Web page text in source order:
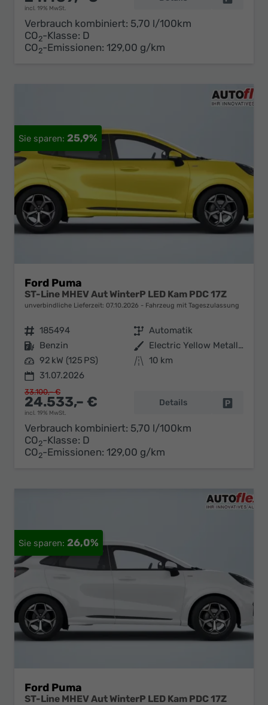
incl. 19% MwSt.
Verbrauch kombiniert: 5,70 l/100km
CO2-Klasse: D
CO2-Emissionen: 129,00 g/km
25,9%
Ford Puma
ST-Line MHEV Aut WinterP LED Kam PDC 17Z
unverbindliche Lieferzeit: 07.10.2026 Fahrzeug mit Tageszulassung
Fahrzeugnr. 185494 Getriebe Automatik
Kraftstoff Benzin Außenfarbe
Electric Yellow Metallic
Leistung 92 kW (125 PS) Kilometerstand 10 km
31.07.2026
24.533,– €
incl. 19% MwSt.
33.100,– €
Details
Verbrauch kombiniert: 5,70 l/100km
CO2-Klasse: D
CO2-Emissionen: 129,00 g/km
26,0%
Ford Puma
ST-Line MHEV Aut WinterP LED Kam PDC 17Z